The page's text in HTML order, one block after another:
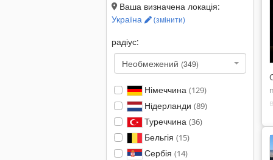
Ваша визначена локація:
Україна
(змінити)
радіус:
Необмежений (349)
Німеччина (129)
Нідерланди (89)
Туреччина (36)
Бельгія (15)
Сербія (14)